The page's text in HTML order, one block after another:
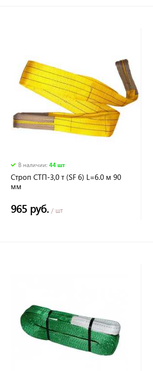
В наличии: 44 шт
Строп СТП-3,0 т (SF 6) L=6.0 м 90
мм
965 руб./ шт